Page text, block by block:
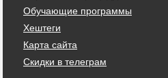
Обучающие программы
Хештеги
Карта сайта
Скидки в телеграм